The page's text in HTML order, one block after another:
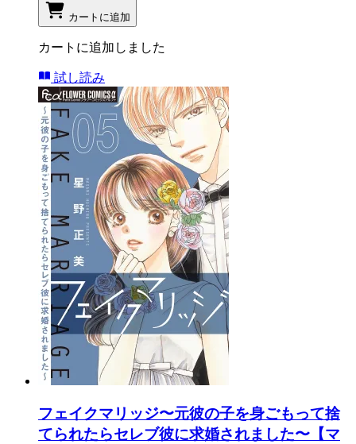
カートに追加
カートに追加しました
試し読み
フェイクマリッジ〜元彼の子を身ごもって捨
てられたらセレブ彼に求婚されました〜【マ